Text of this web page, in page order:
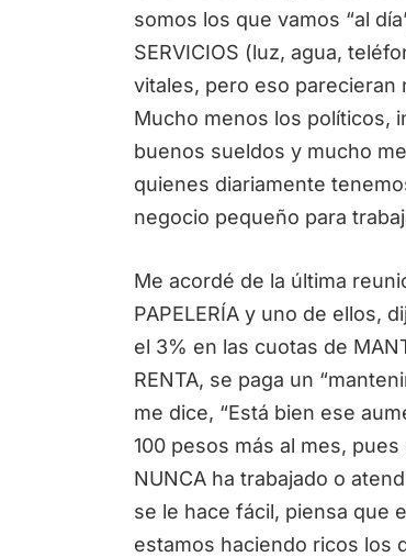
somos los que vamos “al
SERVICIOS (luz, agua,
vitales, pero eso
Mucho menos los políticos,
buenos sueldos y mucho
quienes diariamente
negocio pequeño para
Me acordé de la última
PAPELERÍA y uno de ellos,
el 3% en las cuotas de
RENTA, se paga un
me dice, “Está bien ese
100 pesos más al mes,
NUNCA ha trabajado o
se le hace fácil, piensa que
estamos haciendo ricos los